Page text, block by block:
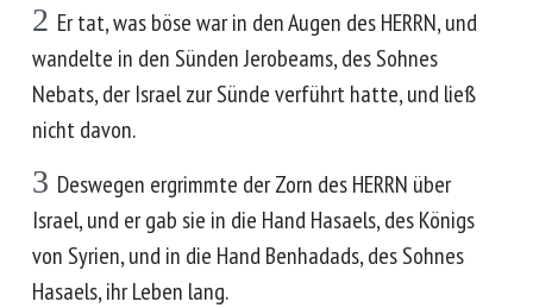
2 Er tat, was böse war in den Augen des HERRN, und
wandelte in den Sünden Jerobeams, des Sohnes
Nebats, der Israel zur Sünde verführt hatte, und ließ
nicht davon.
3 Deswegen ergrimmte der Zorn des HERRN über
Israel, und er gab sie in die Hand Hasaels, des Königs
von Syrien, und in die Hand Benhadads, des Sohnes
Hasaels, ihr Leben lang.